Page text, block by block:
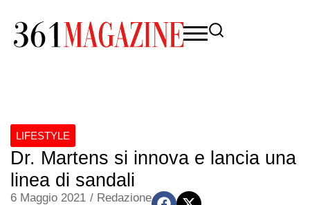
LIFESTYLE
Dr. Martens si innova e lancia una
linea di sandali
6 Maggio 2021 / Redazione